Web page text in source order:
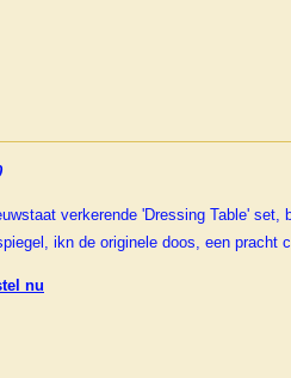
verkerende 'Dressing Table' set,
ikn de originele doos, een pracht
nu